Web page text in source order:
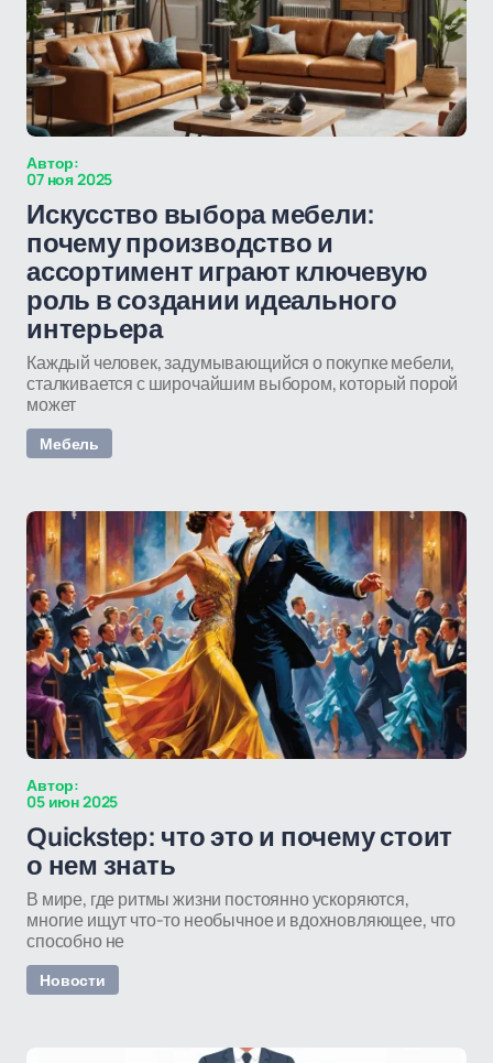
Автор:
07 ноя 2025
Искусство выбора мебели:
почему производство и
ассортимент играют ключевую
роль в создании идеального
интерьера
Каждый человек, задумывающийся о покупке мебели,
сталкивается с широчайшим выбором, который порой
может
Мебель
Автор:
05 июн 2025
Quickstep: что это и почему стоит
о нем знать
В мире, где ритмы жизни постоянно ускоряются,
многие ищут что-то необычное и вдохновляющее, что
способно не
Новости